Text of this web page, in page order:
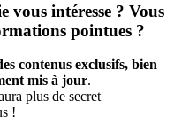
vous intéresse ? Vous
pointues ?
contenus exclusifs, bien
mis à jour.
plus de secret
!